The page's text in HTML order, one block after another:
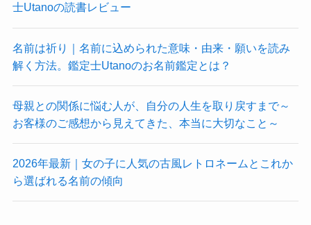
士Utanoの読書レビュー
名前は祈り｜名前に込められた意味・由来・願いを読み
解く方法。鑑定士Utanoのお名前鑑定とは？
母親との関係に悩む人が、自分の人生を取り戻すまで～
お客様のご感想から見えてきた、本当に大切なこと～
2026年最新｜女の子に人気の古風レトロネームとこれか
ら選ばれる名前の傾向